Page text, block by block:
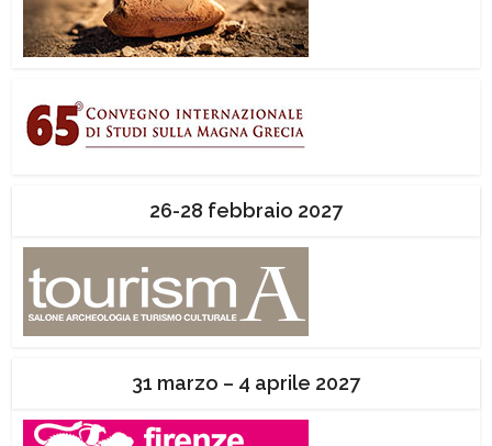
26-28 febbraio 2027
31 marzo – 4 aprile 2027